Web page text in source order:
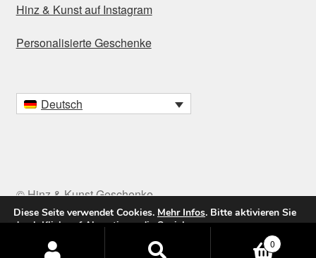
Hinz & Kunst auf Instagram
Personalisierte Geschenke
Deutsch
© Hinz & Kunst Geschenke
Products
search
0
Diese Seite verwendet Cookies. Mehr Infos. Bitte aktivieren Sie
durch Klick aufAkzeptierendie Speicherung.
Akzeptieren / Accept Ablehnen